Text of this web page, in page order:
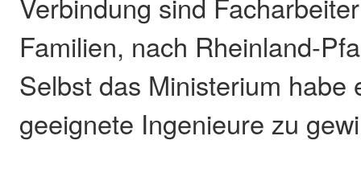
Verbindung sind
Familien, nach Rheinland-
Selbst das Ministerium habe
geeignete Ingenieure zu